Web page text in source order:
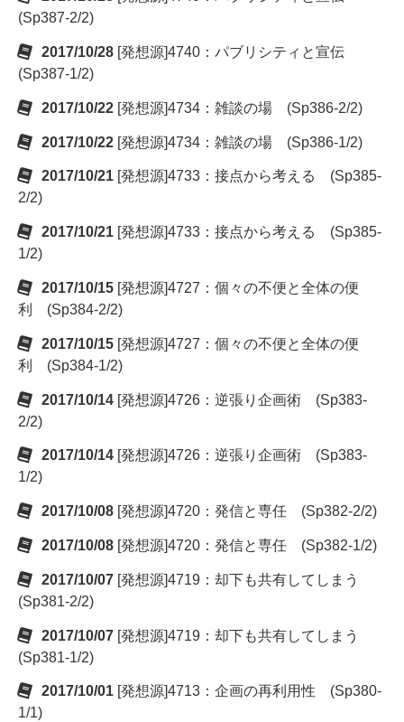
(Sp387-2/2)
2017/10/28 [発想源]4740：パブリシティと宣伝
(Sp387-1/2)
2017/10/22 [発想源]4734：雑談の場 (Sp386-2/2)
2017/10/22 [発想源]4734：雑談の場 (Sp386-1/2)
2017/10/21 [発想源]4733：接点から考える (Sp385-
2/2)
2017/10/21 [発想源]4733：接点から考える (Sp385-
1/2)
2017/10/15 [発想源]4727：個々の不便と全体の便
利 (Sp384-2/2)
2017/10/15 [発想源]4727：個々の不便と全体の便
利 (Sp384-1/2)
2017/10/14 [発想源]4726：逆張り企画術 (Sp383-
2/2)
2017/10/14 [発想源]4726：逆張り企画術 (Sp383-
1/2)
2017/10/08 [発想源]4720：発信と専任 (Sp382-2/2)
2017/10/08 [発想源]4720：発信と専任 (Sp382-1/2)
2017/10/07 [発想源]4719：却下も共有してしまう
(Sp381-2/2)
2017/10/07 [発想源]4719：却下も共有してしまう
(Sp381-1/2)
2017/10/01 [発想源]4713：企画の再利用性 (Sp380-
1/1)